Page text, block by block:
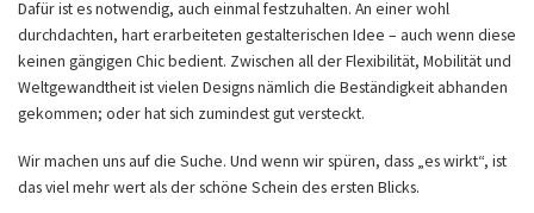
Dafür ist es notwendig, auch einmal festzuhalten. An einer wohl
durchdachten, hart erarbeiteten gestalterischen Idee – auch wenn diese
keinen gängigen Chic bedient. Zwischen all der Flexibilität, Mobilität und
Weltgewandtheit ist vielen Designs nämlich die Beständigkeit abhanden
gekommen; oder hat sich zumindest gut versteckt.
Wir machen uns auf die Suche. Und wenn wir spüren, dass „es wirkt“, ist
das viel mehr wert als der schöne Schein des ersten Blicks.